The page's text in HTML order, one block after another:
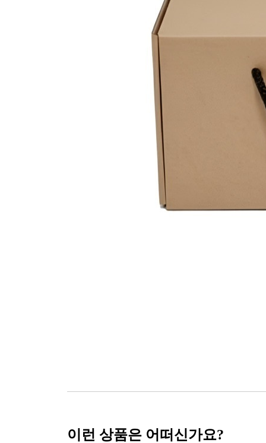
이런 상품은 어떠신가요?